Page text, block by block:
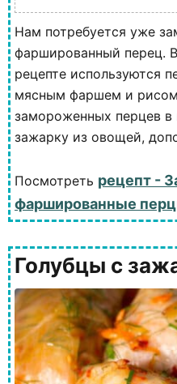
Нам потребуется уже
фаршированный перец.
рецепте используются
мясным фаршем и
замороженных перцев в
зажарку из овощей,
Посмотреть рецепт -
фаршированные
Голубцы с